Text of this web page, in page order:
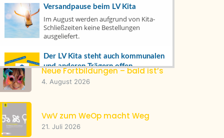
Letzte Artikel
Neue Fortbildungen – bald ist’s
4. August 2026
VwV zum WeOp macht Weg
21. Juli 2026
Versandpause beim LV Kita
Im August werden aufgrund von Kita-
Schließzeiten keine Bestellungen
ausgeliefert.
Der LV Kita steht auch kommunalen
und anderen Trägern offen
Mitglied werden oder bereits dabei? Hier
erfahren Sie, wie's geht und was es
Warenkorb